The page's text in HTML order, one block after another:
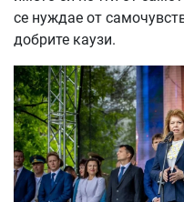
се нуждае от
добрите каузи.